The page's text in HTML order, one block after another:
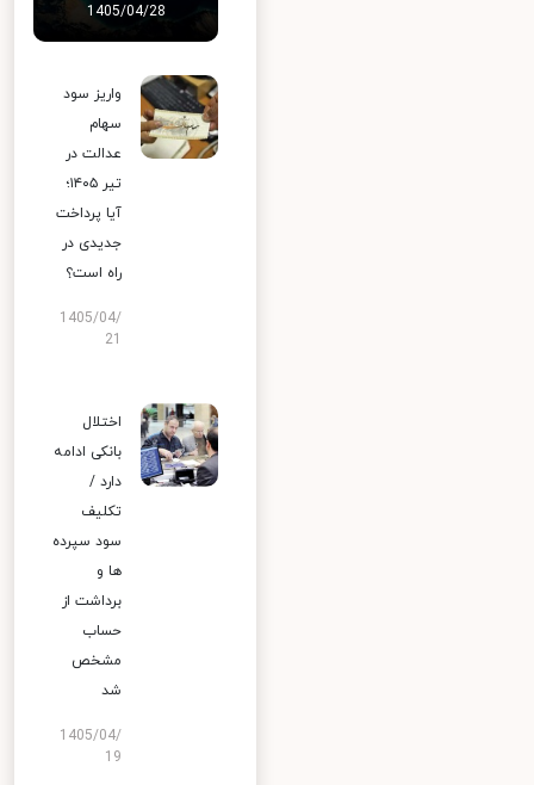
1405/04/28
واریز سود
سهام
عدالت در
تیر ۱۴۰۵؛
آیا پرداخت
جدیدی در
راه است؟
1405/04/
اختلال
بانکی ادامه
دارد /
تکلیف
سود سپرده
ها و
برداشت از
حساب
مشخص
شد
1405/04/
19